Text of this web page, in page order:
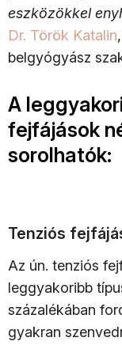
eszközökkel
Dr. Török Katalin
belgyógyász
A
fejfájások
sorolhatók:
Tenziós
Az ún. tenziós
leggyakoribb
százalékában
gyakran